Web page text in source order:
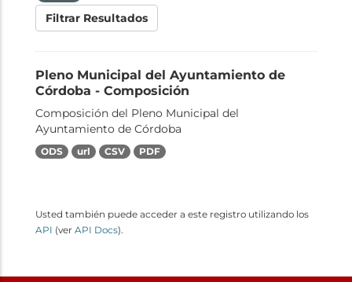
Filtrar Resultados
Pleno Municipal del Ayuntamiento de
Córdoba - Composición
Composición del Pleno Municipal del
Ayuntamiento de Córdoba
ODS url CSV PDF
Usted también puede acceder a este registro utilizando los
API (ver API Docs).